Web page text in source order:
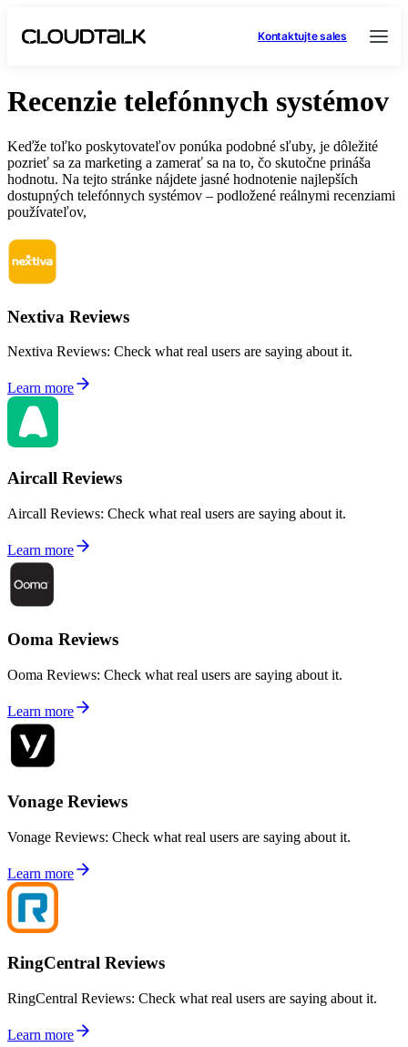
Kontaktujte sales
Recenzie telefónnych systémov
Keďže toľko poskytovateľov ponúka podobné sľuby, je dôležité
pozrieť sa za marketing a zamerať sa na to, čo skutočne prináša
hodnotu. Na tejto stránke nájdete jasné hodnotenie najlepších
dostupných telefónnych systémov – podložené reálnymi recenziami
používateľov,
Nextiva Reviews
Nextiva Reviews: Check what real users are saying about it.
Learn more
Aircall Reviews
Aircall Reviews: Check what real users are saying about it.
Learn more
Ooma Reviews
Ooma Reviews: Check what real users are saying about it.
Learn more
Vonage Reviews
Vonage Reviews: Check what real users are saying about it.
Learn more
RingCentral Reviews
RingCentral Reviews: Check what real users are saying about it.
Learn more